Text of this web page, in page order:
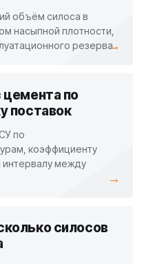
объём силоса в
насыпной плотности,
резерва.
→
цемента по
поставок
по
коэффициенту
интервалу между
→
силосов